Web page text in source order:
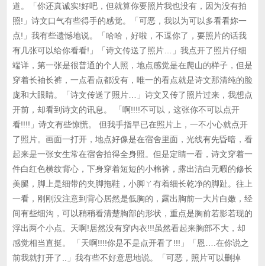
道。「你还真诚实!好吧，但就算你要照片我也没有，因为没有拍
照!」诗文口气有些得手的感觉。「可恶，我以为可以多看看妳一
点!」我有些遗憾地说。「哈哈，好啦，不逗你了，要照片的话我
有几张可以给你看看!」「诗文传送了照片…」我点开了照片仔细
端详，第一张是很普通的个人照，地点感觉是在爬山的样子，但是
穿着长袖长裤，一点看点都没有，唯一的看点就是诗文那清纯的脸
庞和大眼睛。「诗文传送了照片…」诗文又传了照片过来，我想点
开前，却看到诗文的讯息。 「啊!!!!不可以，这张你不可以点开
看!!!!」诗文有些惊慌。 但我手指早已在照片上，一不小心就点开
了照片。画面一打开，地点好像是在宿舍里面，光线有先昏暗，看
起来是一张女生常在宿舍拍得全身照。但是定睛一看，诗文穿着一
件白红色横纹背心，下身穿着短短的小棉裤，露出洁白无暇的修长
美腿，脚上是细带的夹脚拖鞋，小脚ㄚ有着细长乾净的脚趾。往上
一看，刚刚没注意到背心居然是低胸的，露出胸前一大片白嫩，经
间有些细沟，可以稍稍看清楚胸部的形状，重点是胸前若影若现的
浮出两个小点。天啊!居然没有穿内衣!!!虽然看起来胸部不大，却
感觉相当直挺。 「天啊!!!!你是不是点开看了!!!」「恩….在你说之
前我就打开了..」我有些不好意思地说。「可恶，照片可以删掉